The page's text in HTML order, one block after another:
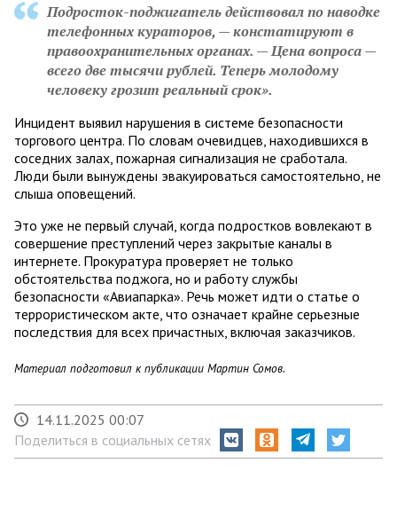
Подросток-поджигатель действовал по наводке
телефонных кураторов, — констатируют в
правоохранительных органах. — Цена вопроса —
всего две тысячи рублей. Теперь молодому
человеку грозит реальный срок».
Инцидент выявил нарушения в системе безопасности
торгового центра. По словам очевидцев, находившихся в
соседних залах, пожарная сигнализация не сработала.
Люди были вынуждены эвакуироваться самостоятельно, не
слыша оповещений.
Это уже не первый случай, когда подростков вовлекают в
совершение преступлений через закрытые каналы в
интернете. Прокуратура проверяет не только
обстоятельства поджога, но и работу службы
безопасности «Авиапарка». Речь может идти о статье о
террористическом акте, что означает крайне серьезные
последствия для всех причастных, включая заказчиков.
Материал подготовил к публикации Мартин Сомов.
14.11.2025 00:07
Поделиться в социальных сетях